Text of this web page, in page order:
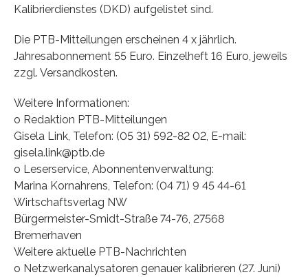
Kalibrierdienstes (DKD) aufgelistet sind.
Die PTB-Mitteilungen erscheinen 4 x jährlich.
Jahresabonnement 55 Euro. Einzelheft 16 Euro, jeweils
zzgl. Versandkosten.
Weitere Informationen:
o Redaktion PTB-Mitteilungen
Gisela Link, Telefon: (05 31) 592-82 02, E-mail:
gisela.link@ptb.de
o Leserservice, Abonnentenverwaltung:
Marina Kornahrens, Telefon: (04 71) 9 45 44-61
Wirtschaftsverlag NW
Bürgermeister-Smidt-Straße 74-76, 27568
Bremerhaven
Weitere aktuelle PTB-Nachrichten
o Netzwerkanalysatoren genauer kalibrieren (27. Juni)